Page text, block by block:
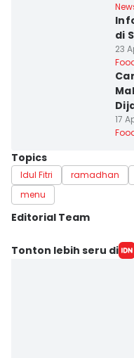
di
23
17
Topics
Idul Fitri ramadhan
menu
Editorial Team
Editor
Tonton lebih seru di